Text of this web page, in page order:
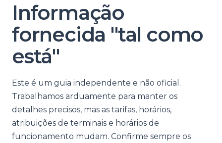
Informação
fornecida "tal como
está"
Este é um guia independente e não oficial.
Trabalhamos arduamente para manter os
detalhes precisos, mas as tarifas, horários,
atribuições de terminais e horários de
funcionamento mudam. Confirme sempre os